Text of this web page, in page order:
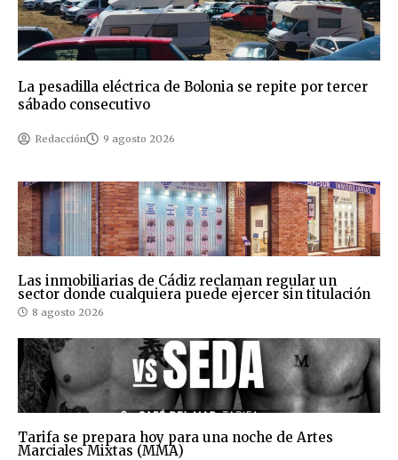
La pesadilla eléctrica de Bolonia se repite por tercer
sábado consecutivo
Redacción 9 agosto 2026
Las inmobiliarias de Cádiz reclaman regular un
sector donde cualquiera puede ejercer sin titulación
8 agosto 2026
Tarifa se prepara hoy para una noche de Artes
Marciales Mixtas (MMA)